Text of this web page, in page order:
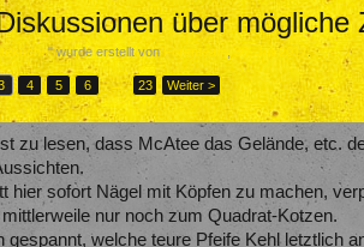
über mögliche
" wurde erstellt vonForenteam , 30. Juli 2017.
4 5 6 → 23 Weiter >
zu lesen, dass McAtee das Gelände, etc.
hier sofort Nägel mit Köpfen zu machen,
nur noch zum Quadrat-Kotzen.
gespannt, welche teure Pfeife Kehl letztlich